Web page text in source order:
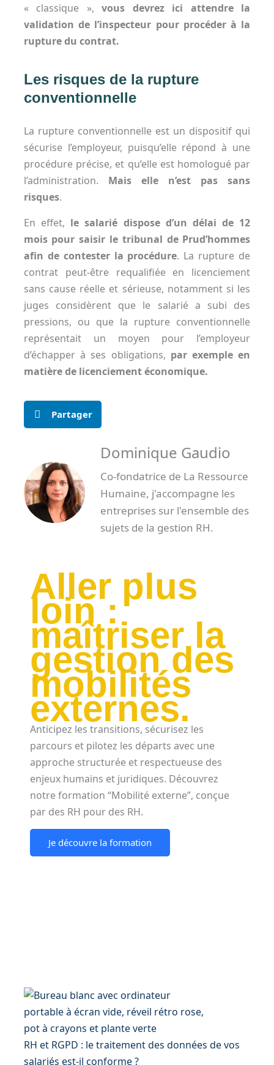
« classique »,vous devrez ici attendre la
validation de l’inspecteur pour procéder à la
rupture du contrat.
Les risques de la rupture
conventionnelle
La rupture conventionnelle est un dispositif qui
sécurise l’employeur, puisqu’elle répond à une
procédure précise, et qu’elle est homologué par
l’administration. Mais
elle n’est pas sans
risques.
En effet, le salarié dispose d’un délai de 12
mois pour saisir le tribunal de Prud’hommes
afin de contester la procédure. La rupture de
contrat peut-être requalifiée en licenciement
sans cause réelle et sérieuse, notamment si les
juges considèrent que le salarié a subi des
pressions, ou que la rupture conventionnelle
représentait un moyen pour l’employeur
d’échapper à ses obligations, par exemple en
matière de licenciement économique.
Partager
Dominique Gaudio
Co-fondatrice de La Ressource
Humaine, j'accompagne les
entreprises sur l'ensemble des
sujets de la gestion RH.
Aller plus
loin :
maîtriser la
gestion des
mobilités
externes.
Anticipez les transitions, sécurisez les
parcours et pilotez les départs avec une
approche structurée et respectueuse des
enjeux humains et juridiques. Découvrez
notre formation “Mobilité externe”, conçue
par des RH pour des RH.
Je découvre la formation
RH et RGPD : le traitement des données de vos
salariés est-il conforme ?
P
a
g
e
P
a
g
e
P
a
g
e
P
a
g
e
P
a
g
e